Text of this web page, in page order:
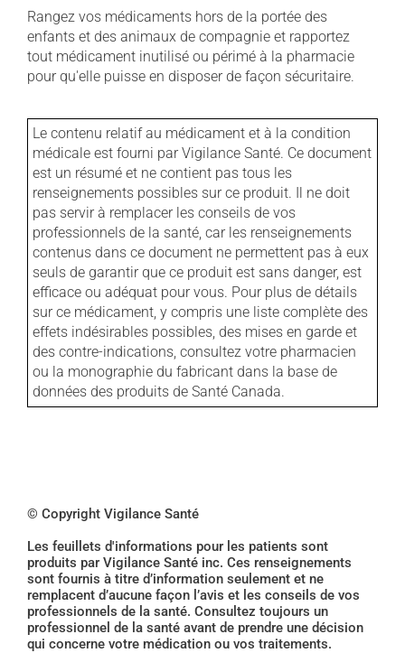
Rangez vos médicaments hors de la portée des
enfants et des animaux de compagnie et rapportez
tout médicament inutilisé ou périmé à la pharmacie
pour qu'elle puisse en disposer de façon sécuritaire.
Le contenu relatif au médicament et à la condition
médicale est fourni par Vigilance Santé. Ce document
est un résumé et ne contient pas tous les
renseignements possibles sur ce produit. Il ne doit
pas servir à remplacer les conseils de vos
professionnels de la santé, car les renseignements
contenus dans ce document ne permettent pas à eux
seuls de garantir que ce produit est sans danger, est
efficace ou adéquat pour vous. Pour plus de détails
sur ce médicament, y compris une liste complète des
effets indésirables possibles, des mises en garde et
des contre-indications, consultez votre pharmacien
ou la monographie du fabricant dans la base de
données des produits de Santé Canada.
© Copyright Vigilance Santé
Les feuillets d'informations pour les patients sont
produits par Vigilance Santé inc. Ces renseignements
sont fournis à titre d’information seulement et ne
remplacent d’aucune façon l’avis et les conseils de vos
professionnels de la santé. Consultez toujours un
professionnel de la santé avant de prendre une décision
qui concerne votre médication ou vos traitements.